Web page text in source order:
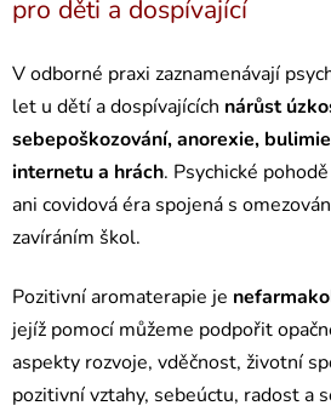
pro děti a dospívající
V odborné praxi zaznamenávají
let u dětí a dospívajících nárůst
sebepoškozování, anorexie,
internetu a hrách. Psychické
ani covidová éra spojená s
zavíráním škol.
Pozitivní aromaterapie je
jejíž pomocí můžeme podpořit
aspekty rozvoje, vděčnost, životní
pozitivní vztahy, sebeúctu, radost a